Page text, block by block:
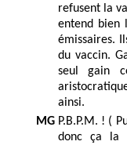
refusent la
entend bien
émissaires.
du vaccin.
seul gain
ainsi.
MG P.B.P.M. ! (
donc ça la